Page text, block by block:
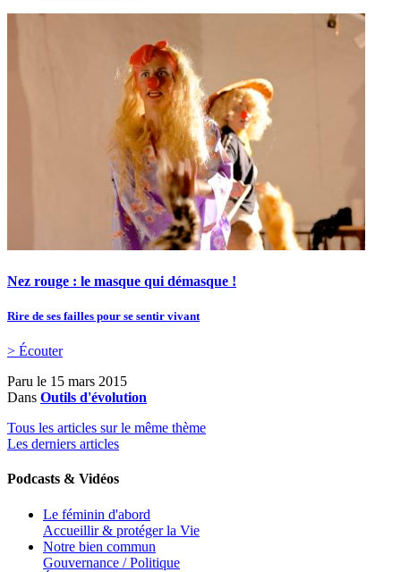
Nez rouge : le masque qui démasque !
Rire de ses failles pour se sentir vivant
> Écouter
Paru le 15 mars 2015
Dans Outils d'évolution
Tous les articles sur le même thème
Les derniers articles
Podcasts & Vidéos
Le féminin d'abord
Accueillir & protéger la Vie
Notre bien commun
Gouvernance / Politique